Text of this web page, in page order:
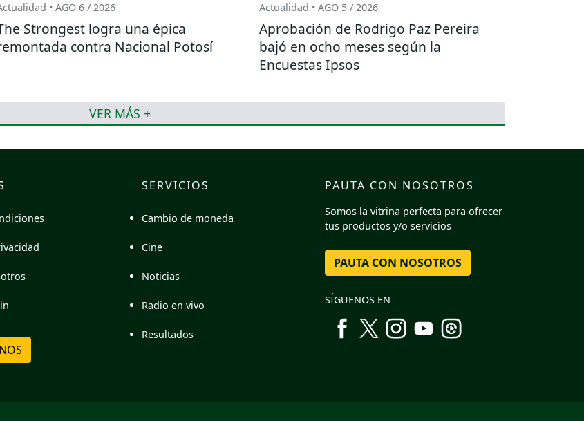
• AGO 6 / 2026
Strongest logra una épica
contra Nacional Potosí
Actualidad • AGO 5 / 2026
Aprobación de Rodrigo Paz Pereira
bajó en ocho meses según la
Encuestas Ipsos
VER MÁS +
SERVICIOS
Cambio de moneda
Cine
Noticias
Radio en vivo
Resultados
PAUTA CON NOSOTROS
Somos la vitrina perfecta para ofrecer
tus productos y/o servicios
PAUTA CON NOSOTROS
SÍGUENOS EN